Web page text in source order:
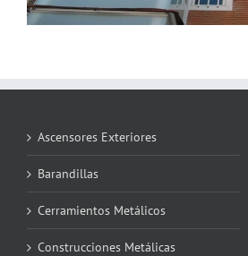
Ascensores Exteriores
Barandillas
Cerramientos Metálicos
Construcciones Metálicas